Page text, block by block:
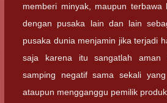
memberi minyak, maupun
dengan pusaka lain dan lain
pusaka dunia menjamin jika terjadi
saja karena itu sangatlah
samping negatif sama sekali
ataupun mengganggu pemilik produk